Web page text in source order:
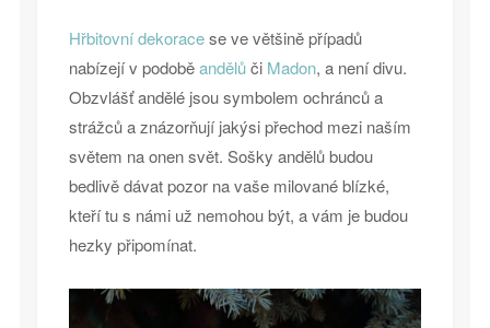
Hřbitovní dekoracese ve většině případů
nabízejí v podoběandělůči Madon, a není divu.
Obzvlášť andělé jsou symbolem ochránců a
strážců a znázorňují jakýsi přechod mezi naším
světem na onen svět. Sošky andělů budou
bedlivě dávat pozor na vaše milované blízké,
kteří tu s námi už nemohou být, a vám je budou
hezky připomínat.